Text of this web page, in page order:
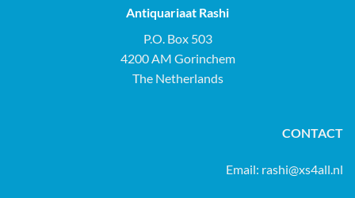
Antiquariaat Rashi
P.O. Box 503
4200 AM Gorinchem
The Netherlands
CONTACT
Email: rashi@xs4all.nl